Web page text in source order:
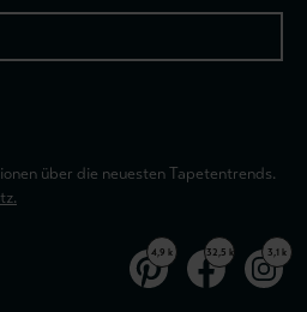
über die neuesten Tapetentrends.
4,9 k 32,5 k 3,1 k